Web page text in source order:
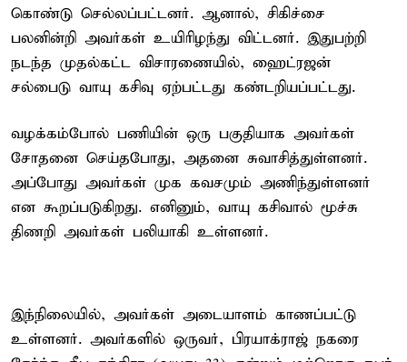
கொண்டு செல்லப்பட்டனர். ஆனால், சிகிச்சை
பலனின்றி அவர்கள் உயிரிழந்து விட்டனர். இதுபற்றி
நடந்த முதல்கட்ட விசாரணையில், ஹைட்ரஜன்
சல்பைடு வாயு கசிவு ஏற்பட்டது கண்டறியப்பட்டது.
வழக்கம்போல் பணியின் ஒரு பகுதியாக அவர்கள்
சோதனை செய்தபோது, அதனை சுவாசித்துள்ளனர்.
அப்போது அவர்கள் முக கவசமும் அணிந்துள்ளனர்
என கூறப்படுகிறது. எனினும், வாயு கசிவால் மூச்சு
திணறி அவர்கள் பலியாகி உள்ளனர்.
இந்நிலையில், அவர்கள் அடையாளம் காணப்பட்டு
உள்ளனர். அவர்களில் ஒருவர், பிரயாக்ராஜ் நகரை